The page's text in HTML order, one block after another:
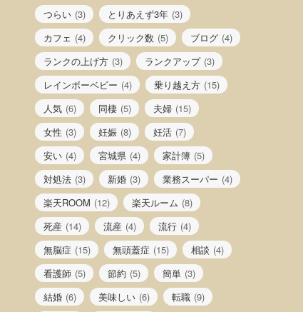
つらい (3) とりあえず3年 (3)
カフェ (4) クリック数 (5) ブログ (4)
ランクの上げ方 (3) ランクアップ (3)
レインボーベビー (4) 乗り越え方 (15)
人気 (6) 同棲 (5) 夫婦 (15)
女性 (3) 妊娠 (8) 妊活 (7)
安い (4) 宮城県 (4) 家計簿 (5)
対処法 (3) 新婚 (3) 業務スーパー (4)
楽天ROOM (12) 楽天ルーム (8)
死産 (14) 流産 (4) 流行 (4)
無脳症 (15) 無頭蓋症 (15) 相談 (4)
看護師 (5) 節約 (5) 簡単 (3)
結婚 (6) 美味しい (6) 転職 (9)